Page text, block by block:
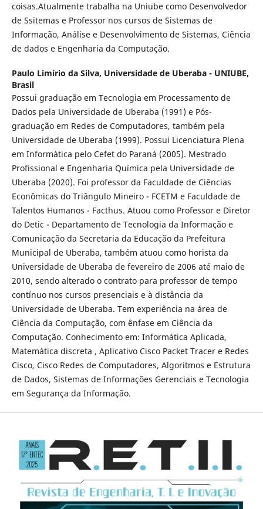
coisas.Atualmente trabalha na Uniube como Desenvolvedor
de Ssitemas e Professor nos cursos de Sistemas de
Informação, Análise e Desenvolvimento de Sistemas, Ciência
de dados e Engenharia da Computação.
Paulo Limírio da Silva, Universidade de Uberaba - UNIUBE,
Brasil
Possui graduação em Tecnologia em Processamento de
Dados pela Universidade de Uberaba (1991) e Pós-
graduação em Redes de Computadores, também pela
Universidade de Uberaba (1999). Possui Licenciatura Plena
em Informática pelo Cefet do Paraná (2005). Mestrado
Profissional e Engenharia Química pela Universidade de
Uberaba (2020). Foi professor da Faculdade de Ciências
Econômicas do Triângulo Mineiro - FCETM e Faculdade de
Talentos Humanos - Facthus. Atuou como Professor e Diretor
do Detic - Departamento de Tecnologia da Informação e
Comunicação da Secretaria da Educação da Prefeitura
Municipal de Uberaba, também atuou como horista da
Universidade de Uberaba de fevereiro de 2006 até maio de
2010, sendo alterado o contrato para professor de tempo
contínuo nos cursos presenciais e à distância da
Universidade de Uberaba. Tem experiência na área de
Ciência da Computação, com ênfase em Ciência da
Computação. Conhecimento em: Informática Aplicada,
Matemática discreta , Aplicativo Cisco Packet Tracer e Redes
Cisco, Cisco Redes de Computadores, Algoritmos e Estrutura
de Dados, Sistemas de Informações Gerenciais e Tecnologia
em Segurança da Informação.